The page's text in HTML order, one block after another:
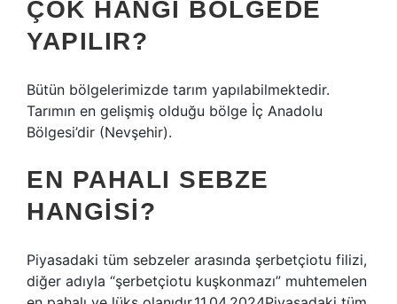
ÇOK HANGI BÖLGEDE
YAPILIR?
Bütün bölgelerimizde tarım yapılabilmektedir.
Tarımın en gelişmiş olduğu bölge İç Anadolu
Bölgesi’dir (Nevşehir).
EN PAHALI SEBZE
HANGISI?
Piyasadaki tüm sebzeler arasında şerbetçiotu filizi,
diğer adıyla “şerbetçiotu kuşkonmazı” muhtemelen